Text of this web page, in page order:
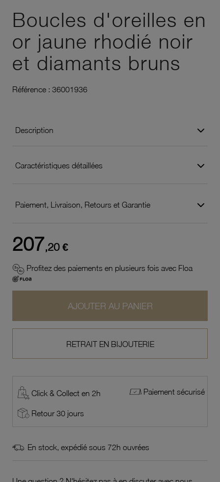
Boucles d'oreilles en
or jaune rhodié noir
et diamants bruns
Référence : 36001936
Description
Caractéristiques détaillées
Paiement, Livraison, Retours et Garantie
207,20 €
Profitez des paiements en plusieurs fois avec Floa
AJOUTER AU PANIER
RETRAIT EN BIJOUTERIE
Click & Collect en 2h Paiement sécurisé
Retour 30 jours
En stock, expédié sous 72h ouvrées